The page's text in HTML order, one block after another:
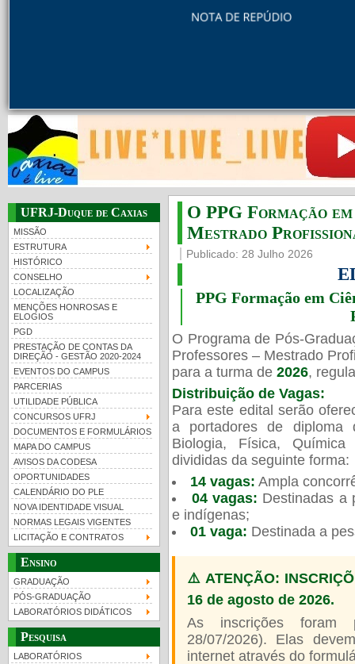
UFRJ-Duque de Caxias
MISSÃO
ESTRUTURA
HISTÓRICO
CONSELHO
LOCALIZAÇÃO
MENÇÕES HONROSAS E
ELOGIOS
PGD
PRESTAÇÃO DE CONTAS DA
DIREÇÃO - GESTÃO 2020-2024
EVENTOS DO CAMPUS
PARCERIAS
UTILIDADE PÚBLICA
CONCURSOS UFRJ
DOCUMENTOS E FORMULÁRIOS
MAPA DO CAMPUS
AVISOS DA CODESA
OPORTUNIDADES
CALENDÁRIO DO PLE
NOVA IDENTIDADE VISUAL
NORMAS LEGAIS VIGENTES
LICITAÇÃO E CONTRATOS
Ensino
GRADUAÇÃO
PÓS-GRADUAÇÃO
LABORATÓRIOS DIDÁTICOS
Pesquisa
LABORATÓRIOS
O PPG Formação
Mestrado
Publicado: 28 Julho 2026
PPG Formação em
O Programa de Pós-
Professores – Mestrado
para a turma de 2026,
Distribuição de Vagas:
Para este edital serão
a portadores de diploma
Biologia, Física,
divididas da seguinte forma:
14 vagas: Ampla
04 vagas: Destinadas a
e indígenas;
01 vaga: Destinada a
⚠️ ATENÇÃO:
16 de agosto de 2026.
As inscrições foram
28/07/2026). Elas
internet através do
UFRJ 100 anos